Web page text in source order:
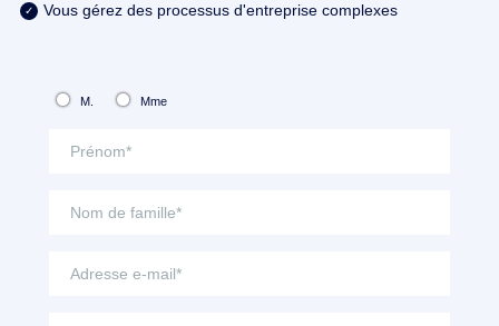
Vous gérez des processus d'entreprise complexes
M. Mme